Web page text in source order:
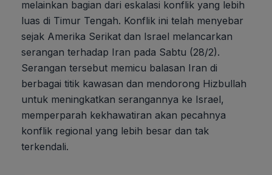
melainkan bagian dari eskalasi konflik yang lebih
luas di Timur Tengah. Konflik ini telah menyebar
sejak Amerika Serikat dan Israel melancarkan
serangan terhadap Iran pada Sabtu (28/2).
Serangan tersebut memicu balasan Iran di
berbagai titik kawasan dan mendorong Hizbullah
untuk meningkatkan serangannya ke Israel,
memperparah kekhawatiran akan pecahnya
konflik regional yang lebih besar dan tak
terkendali.